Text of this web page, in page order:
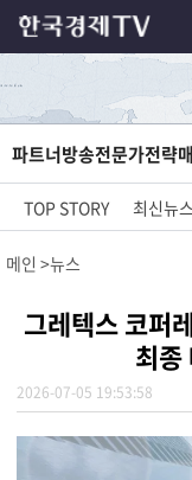
파트너방송전문가전략
TOP STORY 최신뉴스
메인 뉴스
그레텍스 코퍼
최종
2026-07-05 19:53:58